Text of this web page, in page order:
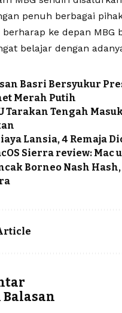
penuh berbagai
berharap ke depan
belajar dengan
Basri Bersyukur
Merah Putih
Tarakan Tengah
Lansia, 4 Remaja
Sierra review: Mac
Borneo Nash